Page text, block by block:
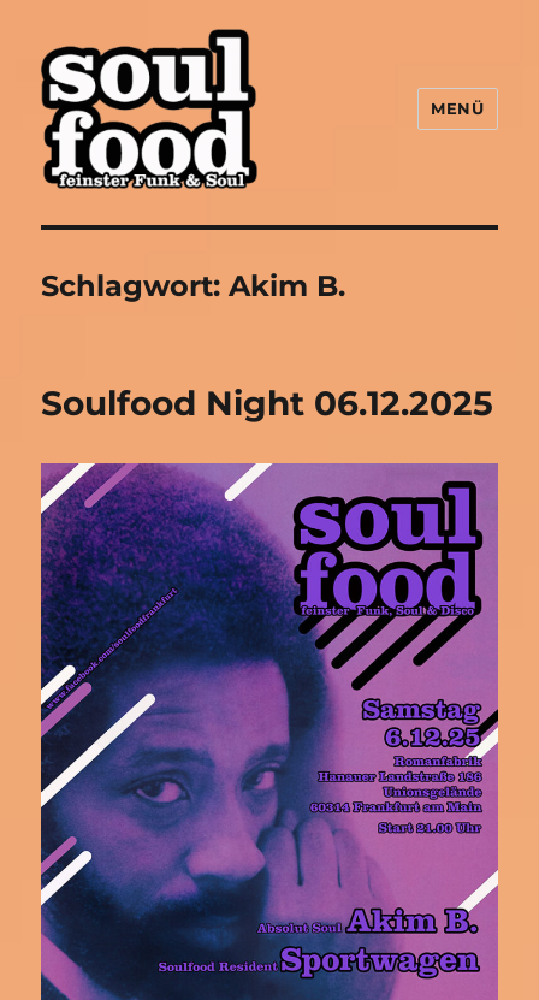
Soulfood FFM
MENÜ
Schlagwort:Akim B.
Soulfood Night 06.12.2025